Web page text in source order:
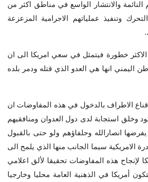
النائمة والانتشار الواسع في مناطق اكثر من
وتنفيذ عملياتهم الاجرامية المزعزعة
الاكثر خطورة فيتمثل في سعي امريكا الى ان
اليمني انها هي العدو الذي قتله ودمر بلده
الاطراف بالدخول في هذه المفاوضات ان
وخلق استجابة لدى دول العدوان ومنافقيهم
انصارالله وحلفاؤهم ولو حتى بالقبول
الامريكية سيما الجانب منها الذي يلمح الى
لإنجاح هذه المفاوضات تحقيقا لألق اعلامي
أمريكا في الذهنية العامة محليا وخارجيا